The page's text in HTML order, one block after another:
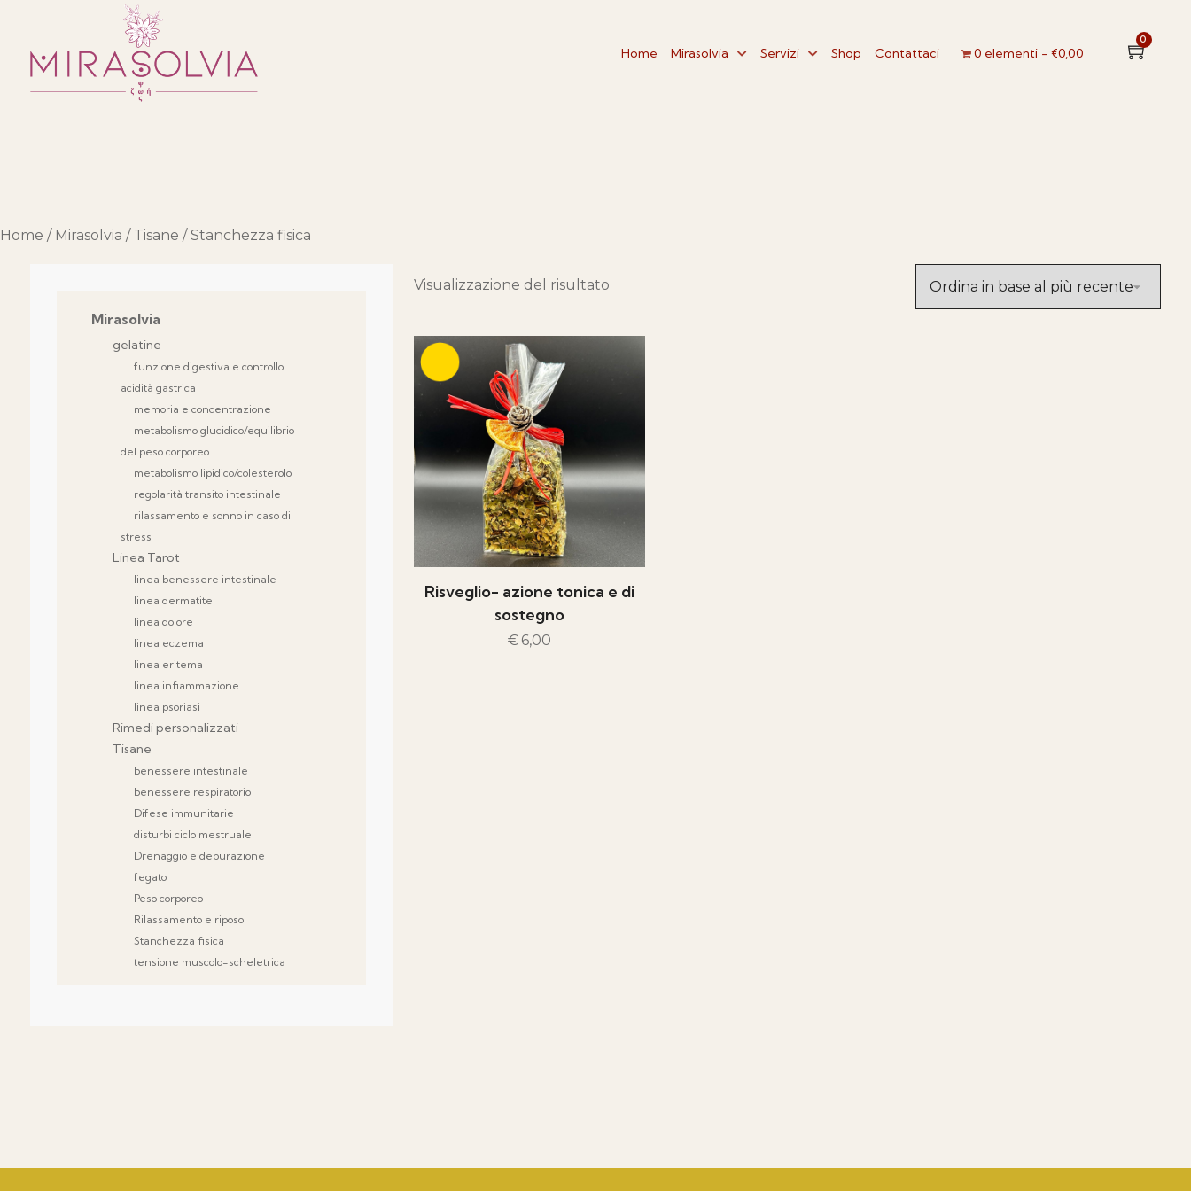
Home Mirasolvia Servizi Shop Contattaci 0 elementi €0,00
0
Home / Mirasolvia / Tisane / Stanchezza fisica
Visualizzazione del risultato
Risveglio- azione tonica e di
sostegno
€ 6,00
Mirasolvia
gelatine
funzione digestiva e controllo
acidità gastrica
memoria e concentrazione
metabolismo glucidico/equilibrio
del peso corporeo
metabolismo lipidico/colesterolo
regolarità transito intestinale
rilassamento e sonno in caso di
stress
Linea Tarot
linea benessere intestinale
linea dermatite
linea dolore
linea eczema
linea eritema
linea infiammazione
linea psoriasi
Rimedi personalizzati
Tisane
benessere intestinale
benessere respiratorio
Difese immunitarie
disturbi ciclo mestruale
Drenaggio e depurazione
fegato
Peso corporeo
Rilassamento e riposo
Stanchezza fisica
tensione muscolo-scheletrica